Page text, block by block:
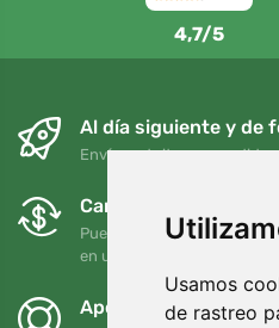
Usamos
de rastreo
4,7/5
Al día siguiente y de
Envío gratuito para
Cambios y
Puede devolver o cambiar
en un plazo de 90 días
Apoyamos a